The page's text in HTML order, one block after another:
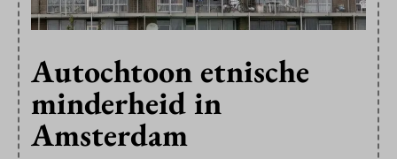
Autochtoon etnische
minderheid in
Amsterdam